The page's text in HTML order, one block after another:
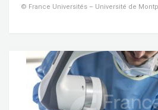
© France Universités – Université de